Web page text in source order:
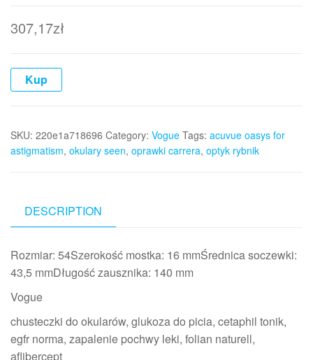
307,17zł
Kup
SKU: 220e1a718696 Category: Vogue Tags: acuvue oasys for
astigmatism, okulary seen, oprawki carrera, optyk rybnik
DESCRIPTION
Rozmiar: 54Szerokość mostka: 16 mmŚrednica soczewki:
43,5 mmDługość zausznika: 140 mm
Vogue
chusteczki do okularów, glukoza do picia, cetaphil tonik,
egfr norma, zapalenie pochwy leki, folian naturell,
aflibercept